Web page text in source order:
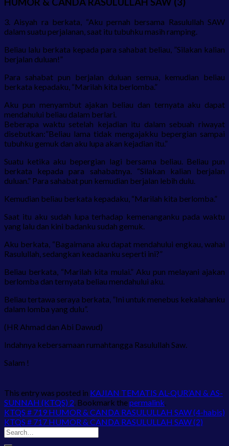
3. Aisyah ra berkata, “Aku pernah bersama Rasulullah SAW
dalam suatu perjalanan, saat itu tubuhku masih ramping.
Beliau lalu berkata kepada para sahabat beliau, ”Silakan kalian
berjalan duluan!”
Para sahabat pun berjalan duluan semua, kemudian beliau
berkata kepadaku, “Marilah kita berlomba.”
Aku pun menyambut ajakan beliau dan ternyata aku dapat
mendahului beliau dalam berlari.
Beberapa waktu setelah kejadian itu dalam sebuah riwayat
disebutkan:”Beliau lama tidak mengajakku bepergian sampai
tubuhku gemuk dan aku lupa akan kejadian itu.”
Suatu ketika aku bepergian lagi bersama beliau. Beliau pun
berkata kepada para sahabatnya. “Silakan kalian berjalan
duluan.” Para sahabat pun kemudian berjalan lebih dulu.
Kemudian beliau berkata kepadaku, “Marilah kita berlomba.”
Saat itu aku sudah lupa terhadap kemenanganku pada waktu
yang lalu dan kini badanku sudah gemuk.
Aku berkata, “Bagaimana aku dapat mendahului engkau, wahai
Rasulullah, sedangkan keadaanku seperti ini?”
Beliau berkata, “Marilah kita mulai.” Aku pun melayani ajakan
berlomba dan ternyata beliau mendahului aku.
Beliau tertawa seraya berkata, ”Ini untuk menebus kekalahanku
dalam lomba yang dulu”.
(HR Ahmad dan Abi Dawud)
Indahnya kebersamaan rumahtangga Rasulullah Saw.
Salam !
This entry was posted in KAJIAN TEMATIS AL-QUR’AN & AS-
SUNNAH (KTQS) 2. Bookmark thepermalink.
KTQS # 719 HUMOR & CANDA RASULULLAH SAW (4-habis)
KTQS # 717 HUMOR & CANDA RASULULLAH SAW (2)